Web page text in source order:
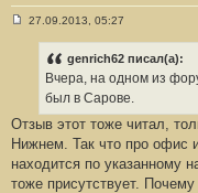
и
#
5
27.09.2013, 05:27
genrich62 писал(а):
Вчера, на одном из
был в Сарове.
Отзыв этот тоже читал,
Нижнем. Так что про офис
находится по указанному
тоже присутствует.